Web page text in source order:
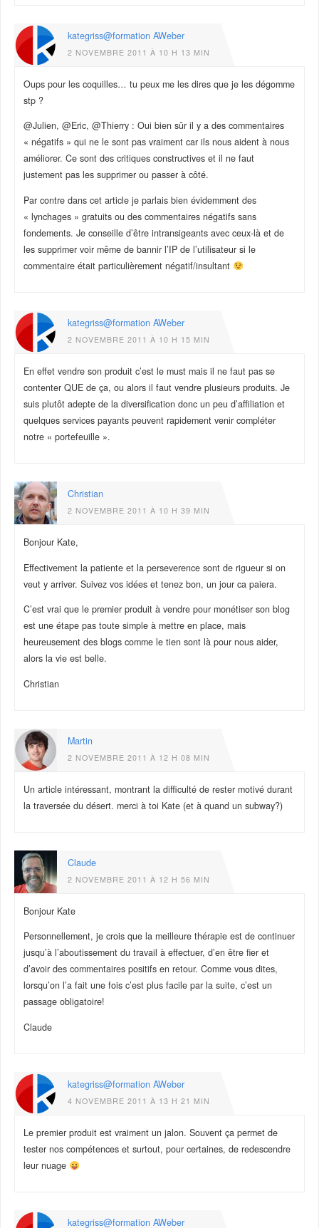
kategriss@formation AWeber
2 NOVEMBRE 2011 À 10 H 13 MIN
Oups pour les coquilles… tu peux me les dires que je les dégomme
stp ?
@Julien, @Eric, @Thierry : Oui bien sûr il y a des commentaires
« négatifs » qui ne le sont pas vraiment car ils nous aident à nous
améliorer. Ce sont des critiques constructives et il ne faut
justement pas les supprimer ou passer à côté.
Par contre dans cet article je parlais bien évidemment des
« lynchages » gratuits ou des commentaires négatifs sans
fondements. Je conseille d’être intransigeants avec ceux-là et de
les supprimer voir même de bannir l’IP de l’utilisateur si le
commentaire était particulièrement négatif/insultant
kategriss@formation AWeber
2 NOVEMBRE 2011 À 10 H 15 MIN
En effet vendre son produit c’est le must mais il ne faut pas se
contenter QUE de ça, ou alors il faut vendre plusieurs produits. Je
suis plutôt adepte de la diversification donc un peu d’affiliation et
quelques services payants peuvent rapidement venir compléter
notre « portefeuille ».
Christian
2 NOVEMBRE 2011 À 10 H 39 MIN
Bonjour Kate,
Effectivement la patiente et la perseverence sont de rigueur si on
veut y arriver. Suivez vos idées et tenez bon, un jour ca paiera.
C’est vrai que le premier produit à vendre pour monétiser son blog
est une étape pas toute simple à mettre en place, mais
heureusement des blogs comme le tien sont là pour nous aider,
alors la vie est belle.
Christian
Martin
2 NOVEMBRE 2011 À 12 H 08 MIN
Un article intéressant, montrant la difficulté de rester motivé durant
la traversée du désert. merci à toi Kate (et à quand un subway?)
Claude
2 NOVEMBRE 2011 À 12 H 56 MIN
Bonjour Kate
Personnellement, je crois que la meilleure thérapie est de continuer
jusqu’à l’aboutissement du travail à effectuer, d’en être fier et
d’avoir des commentaires positifs en retour. Comme vous dites,
lorsqu’on l’a fait une fois c’est plus facile par la suite, c’est un
passage obligatoire!
Claude
kategriss@formation AWeber
4 NOVEMBRE 2011 À 13 H 21 MIN
Le premier produit est vraiment un jalon. Souvent ça permet de
tester nos compétences et surtout, pour certaines, de redescendre
leur nuage
kategriss@formation AWeber